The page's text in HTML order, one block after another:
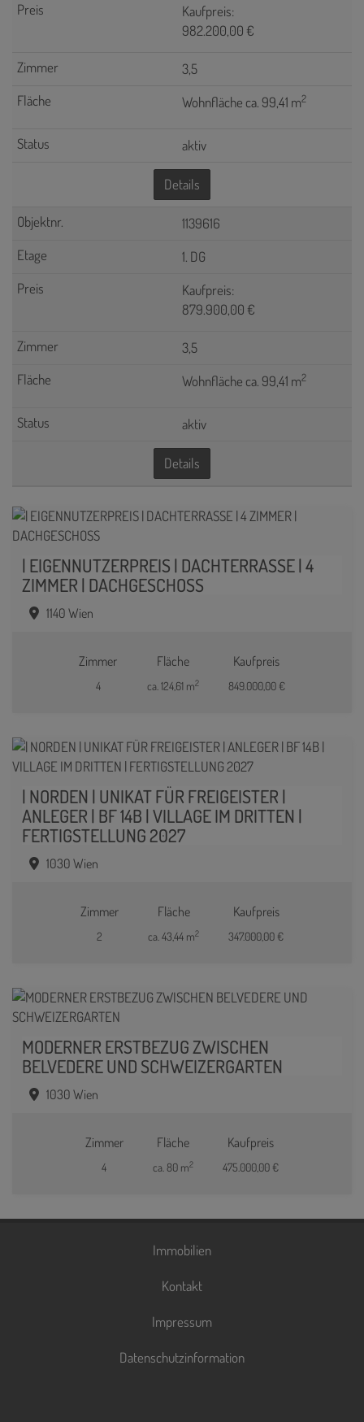
Kaufpreis:
982.200,00 €
3,5
Wohnfläche ca. 99,41 m2
aktiv
Details
1139616
1. DG
Kaufpreis:
879.900,00 €
3,5
Wohnfläche ca. 99,41 m2
aktiv
Details
| EIGENNUTZERPREIS | DACHTERRASSE | 4
ZIMMER | DACHGESCHOSS
1140 Wien
Zimmer
4
Fläche
ca. 124,61 m2
Kaufpreis
849.000,00 €
| NORDEN | UNIKAT FÜR FREIGEISTER |
ANLEGER | BF 14B | VILLAGE IM DRITTEN |
FERTIGSTELLUNG 2027
1030 Wien
Zimmer
2
Fläche
ca. 43,44 m2
Kaufpreis
347.000,00 €
MODERNER ERSTBEZUG ZWISCHEN
BELVEDERE UND SCHWEIZERGARTEN
1030 Wien
Zimmer
4
Fläche
ca. 80 m2
Kaufpreis
475.000,00 €
Immobilien
Kontakt
Impressum
Datenschutzinformation